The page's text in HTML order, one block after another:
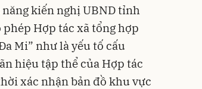
kiến nghị UBND tỉnh
Hợp tác xã tổng hợp
Mi” như là yếu tố cấu
hiệu tập thể của Hợp tác
xác nhận bản đồ khu vực